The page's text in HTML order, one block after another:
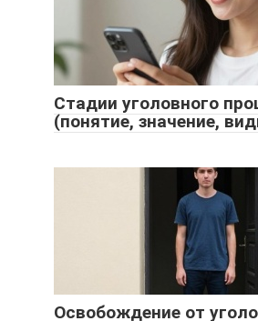
Стадии уголовного
(понятие, значение,
Освобождение от